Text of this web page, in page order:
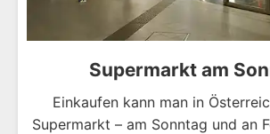
Supermarkt am
Einkaufen kann man in
Supermarkt – am Sonntag und an